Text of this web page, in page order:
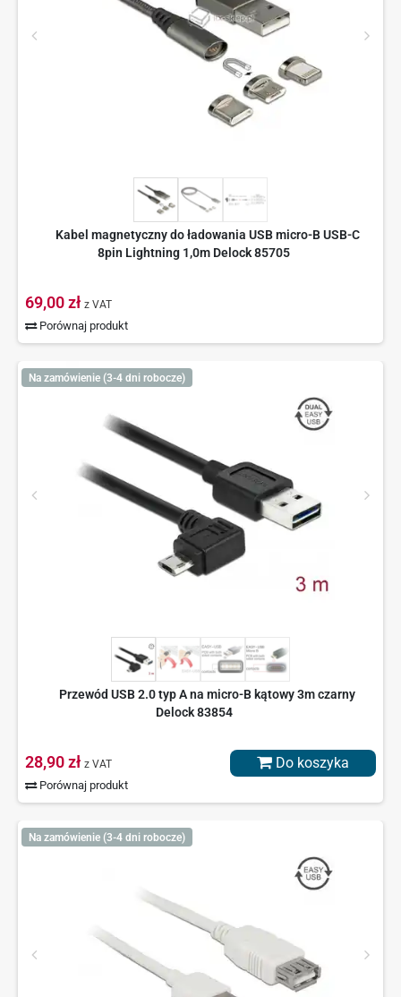
Kabel magnetyczny do ładowania USB micro-B USB-C
8pin Lightning 1,0m Delock 85705
69,00 zł z VAT
Porównaj produkt
Na zamówienie (3-4 dni robocze)
Przewód USB 2.0 typ A na micro-B kątowy 3m czarny
Delock 83854
28,90 zł z VAT
Porównaj produkt
Do koszyka
Na zamówienie (3-4 dni robocze)